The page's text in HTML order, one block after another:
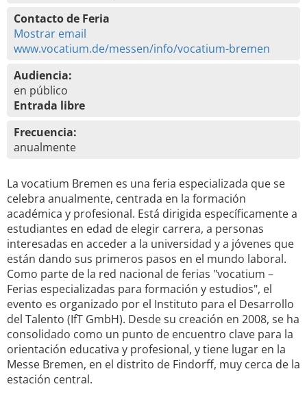
Contacto de Feria
Mostrar email
www.vocatium.de/messen/info/vocatium-bremen
Audiencia:
en público
Entrada libre
Frecuencia:
anualmente
La vocatium Bremen es una feria especializada que se
celebra anualmente, centrada en la formación
académica y profesional. Está dirigida específicamente a
estudiantes en edad de elegir carrera, a personas
interesadas en acceder a la universidad y a jóvenes que
están dando sus primeros pasos en el mundo laboral.
Como parte de la red nacional de ferias "vocatium –
Ferias especializadas para formación y estudios", el
evento es organizado por el Instituto para el Desarrollo
del Talento (IfT GmbH). Desde su creación en 2008, se ha
consolidado como un punto de encuentro clave para la
orientación educativa y profesional, y tiene lugar en la
Messe Bremen, en el distrito de Findorff, muy cerca de la
estación central.